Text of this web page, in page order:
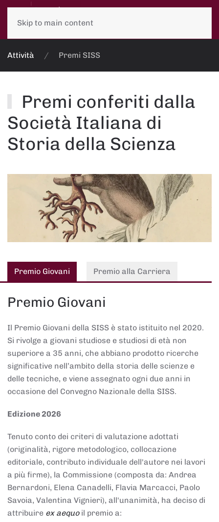
Skip to main content
Attività Premi SISS
Premi conferiti dalla
Società Italiana di
Storia della Scienza
Premio Giovani Premio alla Carriera
Premio Giovani
Il Premio Giovani della SISS è stato istituito nel 2020.
Si rivolge a giovani studiose e studiosi di età non
superiore a 35 anni, che abbiano prodotto ricerche
significative nell’ambito della storia delle scienze e
delle tecniche, e viene assegnato ogni due anni in
occasione del Convegno Nazionale della SISS.
Edizione 2026
Tenuto conto dei criteri di valutazione adottati
(originalità, rigore metodologico, collocazione
editoriale, contributo individuale dell'autore nei lavori
a più firme), la Commissione (composta da: Andrea
Bernardoni, Elena Canadelli, Flavia Marcacci, Paolo
Savoia, Valentina Vignieri), all'unanimità, ha deciso di
attribuire ex aequoil premio a: